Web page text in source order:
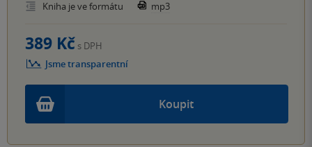
Kniha je ve formátu
mp3
Koupit
389 Kč s DPH
Jsme transparentní